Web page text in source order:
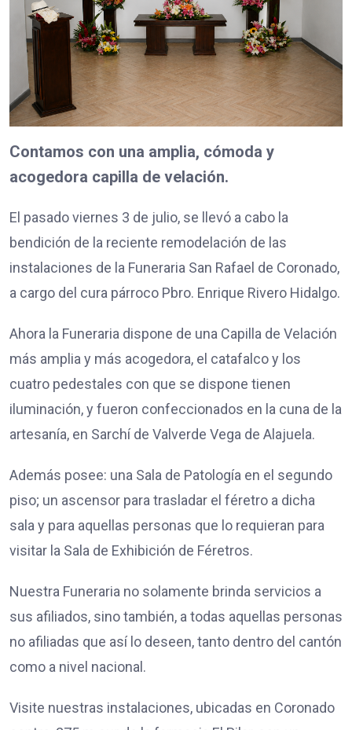
Contamos con una amplia, cómoda y
acogedora capilla de velación.
El pasado viernes 3 de julio, se llevó a cabo la
bendición de la reciente remodelación de las
instalaciones de la Funeraria San Rafael de Coronado,
a cargo del cura párroco Pbro. Enrique Rivero Hidalgo.
Ahora la Funeraria dispone de una Capilla de Velación
más amplia y más acogedora, el catafalco y los
cuatro pedestales con que se dispone tienen
iluminación, y fueron confeccionados en la cuna de la
artesanía, en Sarchí de Valverde Vega de Alajuela.
Además posee: una Sala de Patología en el segundo
piso; un ascensor para trasladar el féretro a dicha
sala y para aquellas personas que lo requieran para
visitar la Sala de Exhibición de Féretros.
Nuestra Funeraria no solamente brinda servicios a
sus afiliados, sino también, a todas aquellas personas
no afiliadas que así lo deseen, tanto dentro del cantón
como a nivel nacional.
Visite nuestras instalaciones, ubicadas en Coronado